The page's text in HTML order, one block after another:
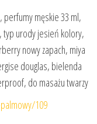
męskie 33 ml,
typ urody jesień kolory,
nowy zapach, miya
douglas, bielenda
do masażu twarzy
109